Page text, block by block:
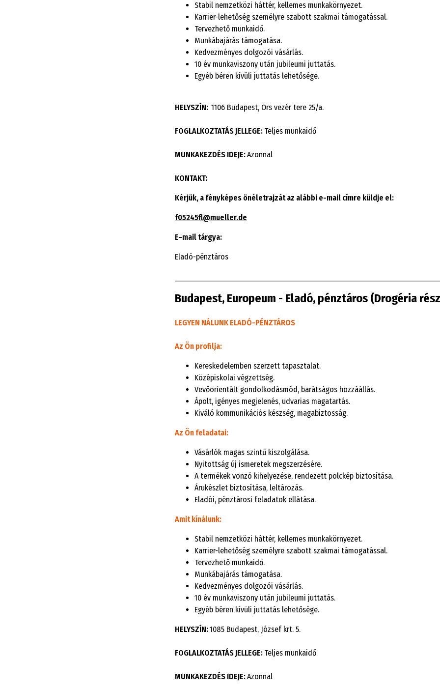
Stabil nemzetközi háttér, kellemes munkakörnyezet.
Karrier-lehetőség személyre szabott szakmai támogatással.
Tervezhető munkaidő.
Munkábajárás támogatása.
Kedvezményes dolgozói vásárlás.
10 év munkaviszony után jubileumi juttatás.
Egyéb béren kívüli juttatás lehetősége.
HELYSZÍN: 1106 Budapest, Örs vezér tere 25/a.
FOGLALKOZTATÁS JELLEGE: Teljes munkaidő
MUNKAKEZDÉS IDEJE:Azonnal
KONTAKT:
Kérjük, a fényképes önéletrajzát az alábbi e-mail címre küldje el:
f05245fl@mueller.de
E-mail tárgya:
Eladó-pénztáros
Budapest, Europeum - Eladó, pénztáros (Drogéria
LEGYEN NÁLUNK ELADÓ-PÉNZTÁROS
Az Ön profilja:
Kereskedelemben szerzett tapasztalat.
Középiskolai végzettség.
Vevőorientált gondolkodásmód, barátságos hozzáállás.
Ápolt, igényes megjelenés, udvarias magatartás.
Kiváló kommunikációs készség, magabiztosság.
Az Ön feladatai:
Vásárlók magas szintű kiszolgálása.
Nyitottság új ismeretek megszerzésére.
A termékek vonzó kihelyezése, rendezett polckép biztosítása.
Árukészlet biztosítása, leltározás.
Eladói, pénztárosi feladatok ellátása.
Amit kínálunk:
Stabil nemzetközi háttér, kellemes munkakörnyezet.
Karrier-lehetőség személyre szabott szakmai támogatással.
Tervezhető munkaidő.
Munkábajárás támogatása.
Kedvezményes dolgozói vásárlás.
10 év munkaviszony után jubileumi juttatás.
Egyéb béren kívüli juttatás lehetősége.
HELYSZÍN:1085 Budapest, József krt. 5.
FOGLALKOZTATÁS JELLEGE: Teljes munkaidő
MUNKAKEZDÉS IDEJE:Azonnal